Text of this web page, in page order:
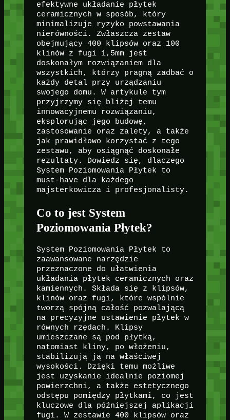
efektywne układanie płytek
ceramicznych w sposób, który
minimalizuje ryzyko powstawania
nierówności. Zwłaszcza zestaw
obejmujący 400 klipsów oraz 100
klinów z fugi 1,5mm jest
doskonałym rozwiązaniem dla
wszystkich, którzy pragną zadbać o
każdy detal przy urządzaniu
swojego domu. W artykule tym
przyjrzymy się bliżej temu
innowacyjnemu rozwiązaniu,
eksplorując jego budowę,
zastosowanie oraz zalety, a także
jak prawidłowo korzystać z tego
zestawu, aby osiągnąć doskonałe
rezultaty. Dowiedz się, dlaczego
System Poziomowania Płytek to
must-have dla każdego
majsterkowicza i profesjonalisty.
Co to jest System
Poziomowania Płytek?
System Poziomowania Płytek to
zaawansowane narzędzie
przeznaczone do ułatwienia
układania płytek ceramicznych oraz
kamiennych. Składa się z klipsów,
klinów oraz fugi, które wspólnie
tworzą spójną całość pozwalającą
na precyzyjne ustawienie płytek w
równych rzędach. Klipsy
umieszczane są pod płytką,
natomiast kliny, po włożeniu,
stabilizują ją na właściwej
wysokości. Dzięki temu możliwe
jest uzyskanie idealnie poziomej
powierzchni, a także estetycznego
odstępu pomiędzy płytkami, co jest
kluczowe dla późniejszej aplikacji
fugi. W zestawie 400 klipsów oraz